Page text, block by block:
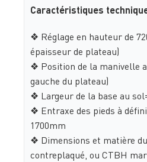
Caractéristiques
❖ Réglage en hauteur de
épaisseur de plateau)
❖ Position de la manivelle
gauche du plateau)
❖ Largeur de la base au
❖ Entraxe des pieds à
1700mm
❖ Dimensions et matière
contreplaqué, ou CTBH